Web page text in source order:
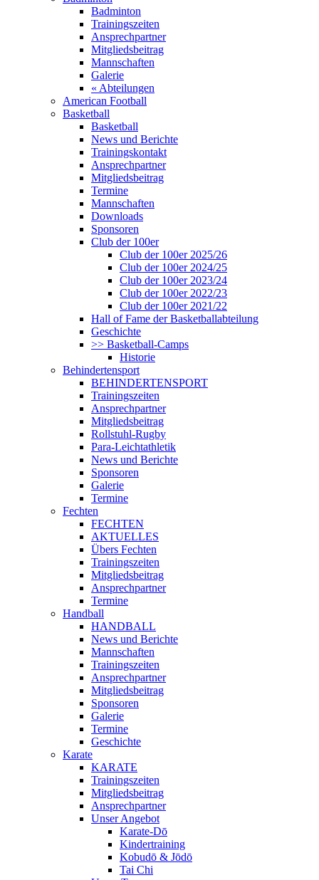
Badminton
Trainingszeiten
Ansprechpartner
Mitgliedsbeitrag
Mannschaften
Galerie
« Abteilungen
American Football
Basketball
Basketball
News und Berichte
Trainingskontakt
Ansprechpartner
Mitgliedsbeitrag
Termine
Mannschaften
Downloads
Sponsoren
Club der 100er
Club der 100er 2025/26
Club der 100er 2024/25
Club der 100er 2023/24
Club der 100er 2022/23
Club der 100er 2021/22
Hall of Fame der Basketballabteilung
Geschichte
>> Basketball-Camps
Historie
Behindertensport
BEHINDERTENSPORT
Trainingszeiten
Ansprechpartner
Mitgliedsbeitrag
Rollstuhl-Rugby
Para-Leichtathletik
News und Berichte
Sponsoren
Galerie
Termine
Fechten
FECHTEN
AKTUELLES
Übers Fechten
Trainingszeiten
Mitgliedsbeitrag
Ansprechpartner
Termine
Handball
HANDBALL
News und Berichte
Mannschaften
Trainingszeiten
Ansprechpartner
Mitgliedsbeitrag
Sponsoren
Galerie
Termine
Geschichte
Karate
KARATE
Trainingszeiten
Mitgliedsbeitrag
Ansprechpartner
Unser Angebot
Karate-Dō
Kindertraining
Kobudō & Jōdō
Tai Chi